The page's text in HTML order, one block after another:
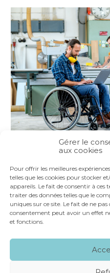
Gérer le
aux cookies
Pour offrir les meilleures
telles que les cookies pour stocker
appareils. Le fait de consentir à
traiter des données telles que le
uniques sur ce site. Le fait de ne
consentement peut avoir un effet
et fonctions.
FaceBook
TwitterLinkedIn
Footer
NOS
NOS SPÉCIALITÉS